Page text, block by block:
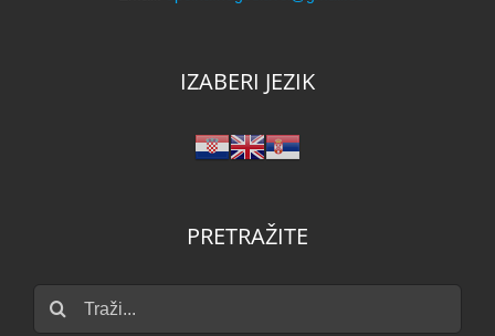
IZABERI JEZIK
PRETRAŽITE
Traži...